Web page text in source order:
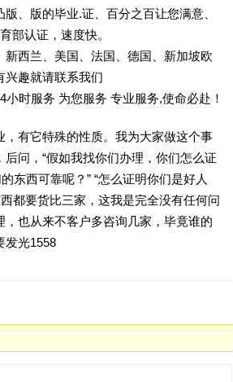
、版的毕业.证、百分之百让您满意、
部认证，速度快。
西兰、美国、法国、德国、新加坡欧
兴趣就请联系我们
时服务 为您服务 专业服务,使命必赴！
有它特殊的性质。我为大家做这个事
问，“假如我找你们办理，你们怎么证
东西可靠呢？” “怎么证明你们是好人
都要货比三家，这我是完全没有任何问
也从来不客户多咨询几家，毕竟谁的
发光1558